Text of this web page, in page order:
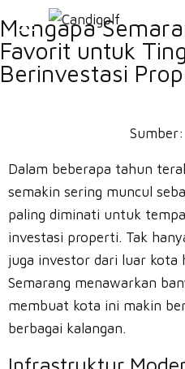
Mengapa
Favorit untuk
Berinvestasi
Sumber:
Dalam beberapa tahun
semakin sering muncul
paling diminati untuk
investasi properti. Tak
juga investor dari luar kota
Semarang menawarkan
membuat kota ini makin
berbagai kalangan.